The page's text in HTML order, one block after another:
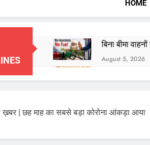
HOME
बिना बीमा
August 5, 2026
August 5, 2026
ख़बर |छह माह का सबसे बड़ा कोरोना आंकड़ा आया